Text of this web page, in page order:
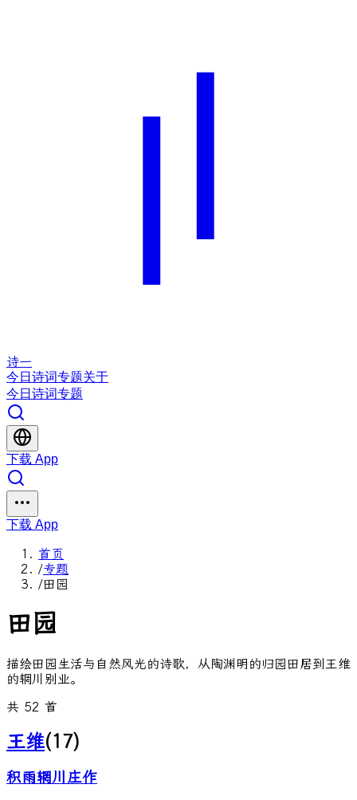
诗一
今日 诗词专题关于
今日 诗词专题
下载 App
下载 App
首页
/专题
/田园
田园
描绘田园生活与自然风光的诗歌，从陶渊明的归园田居到王维
的辋川别业。
共 52 首
王维(17)
积雨辋川庄作